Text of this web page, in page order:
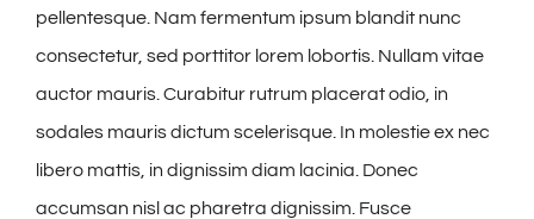
pellentesque. Nam fermentum ipsum blandit nunc
consectetur, sed porttitor lorem lobortis. Nullam vitae
auctor mauris. Curabitur rutrum placerat odio, in
sodales mauris dictum scelerisque. In molestie ex nec
libero mattis, in dignissim diam lacinia. Donec
accumsan nisl ac pharetra dignissim. Fusce